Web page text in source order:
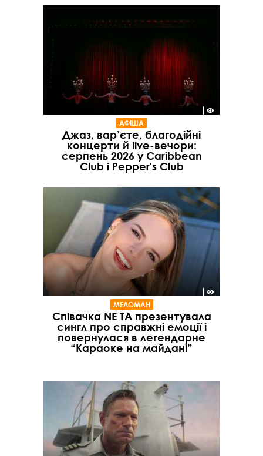
АФІША
Джаз, вар’єте, благодійні
концерти й live-вечори:
серпень 2026 у Caribbean
Club і Pepper's Club
МЕЛОМАН
Співачка NE TA презентувала
сингл про справжні емоції і
повернулася в легендарне
“Караоке на майдані”